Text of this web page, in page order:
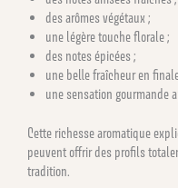
des arômes végétaux ;
une légère touche florale ;
des notes épicées ;
une belle fraîcheur en
une sensation gourmande
Cette richesse aromatique
peuvent offrir des profils
tradition.